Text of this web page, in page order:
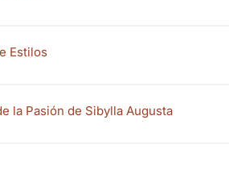
Estilos
la Pasión de Sibylla Augusta